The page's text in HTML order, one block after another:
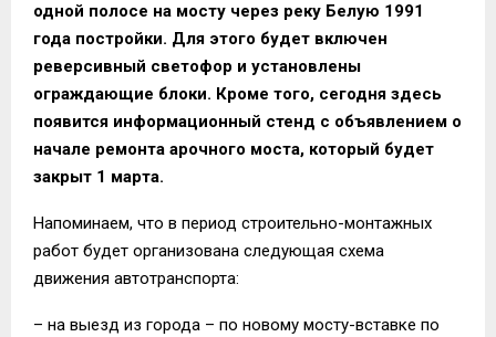
одной полосе на мосту через реку Белую 1991
года постройки. Для этого будет включен
реверсивный светофор и установлены
ограждающие блоки. Кроме того, сегодня здесь
появится информационный стенд с объявлением о
начале ремонта арочного моста, который будет
закрыт 1 марта.
Напоминаем, что в период строительно-монтажных
работ будет организована следующая схема
движения автотранспорта:
– на выезд из города – по новому мосту-вставке по